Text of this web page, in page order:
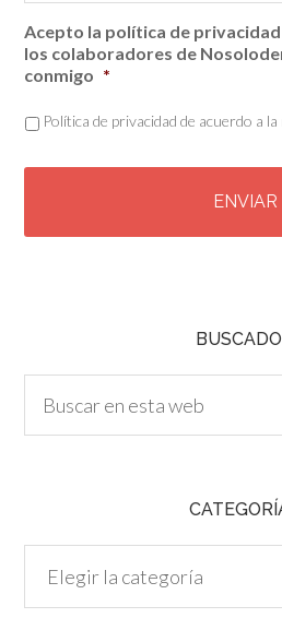
Acepto la política de
los colaboradores de
conmigo *
Política de privacidad de acuerdo a